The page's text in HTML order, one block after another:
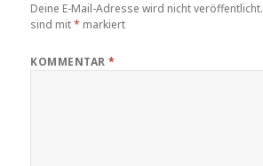
Deine E-Mail-Adresse wird nicht veröffentlicht.
sind mit* markiert
KOMMENTAR*